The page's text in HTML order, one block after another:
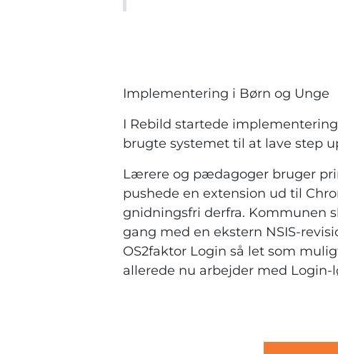
Implementering i Børn og Unge
I Rebild startede
brugte systemet til at lave step
Lærere og pædagoger bruger
pushede en extension ud til
gnidningsfri derfra. Kommunen
gang med en ekstern NSIS-
OS2faktor Login så let som
allerede nu arbejder med Login-